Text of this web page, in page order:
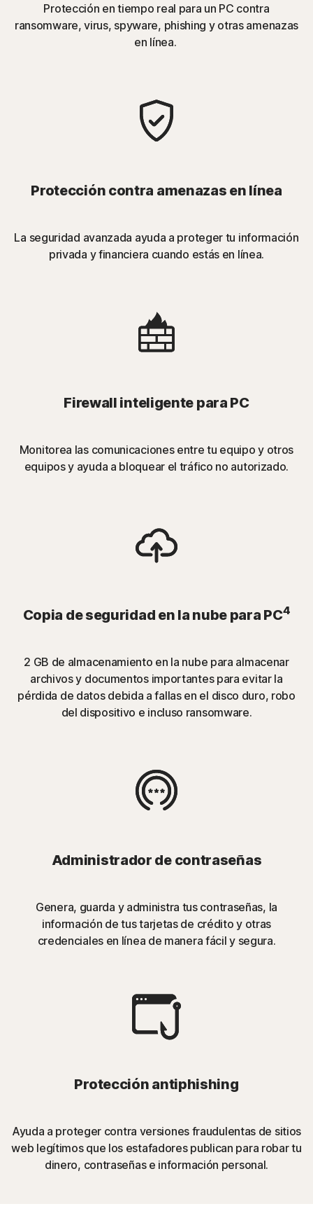
Protección en tiempo real para un PC contra
ransomware, virus, spyware, phishing y otras amenazas
en línea.
Protección contra amenazas en línea
La seguridad avanzada ayuda a proteger tu información
privada y financiera cuando estás en línea.
Firewall inteligente para PC
Monitorea las comunicaciones entre tu equipo y otros
equipos y ayuda a bloquear el tráfico no autorizado.
Copia de seguridad en la nube para PC4
2 GB de almacenamiento en la nube para almacenar
archivos y documentos importantes para evitar la
pérdida de datos debida a fallas en el disco duro, robo
del dispositivo e incluso ransomware.
Administrador de contraseñas
Genera, guarda y administra tus contraseñas, la
información de tus tarjetas de crédito y otras
credenciales en línea de manera fácil y segura.
Protección antiphishing
Ayuda a proteger contra versiones fraudulentas de sitios
web legítimos que los estafadores publican para robar tu
dinero, contraseñas e información personal.